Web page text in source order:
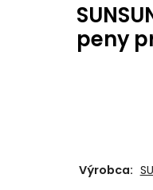
peny
Výrobca: